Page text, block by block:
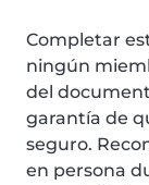
Completar
ningún
del
garantía de
seguro.
en persona